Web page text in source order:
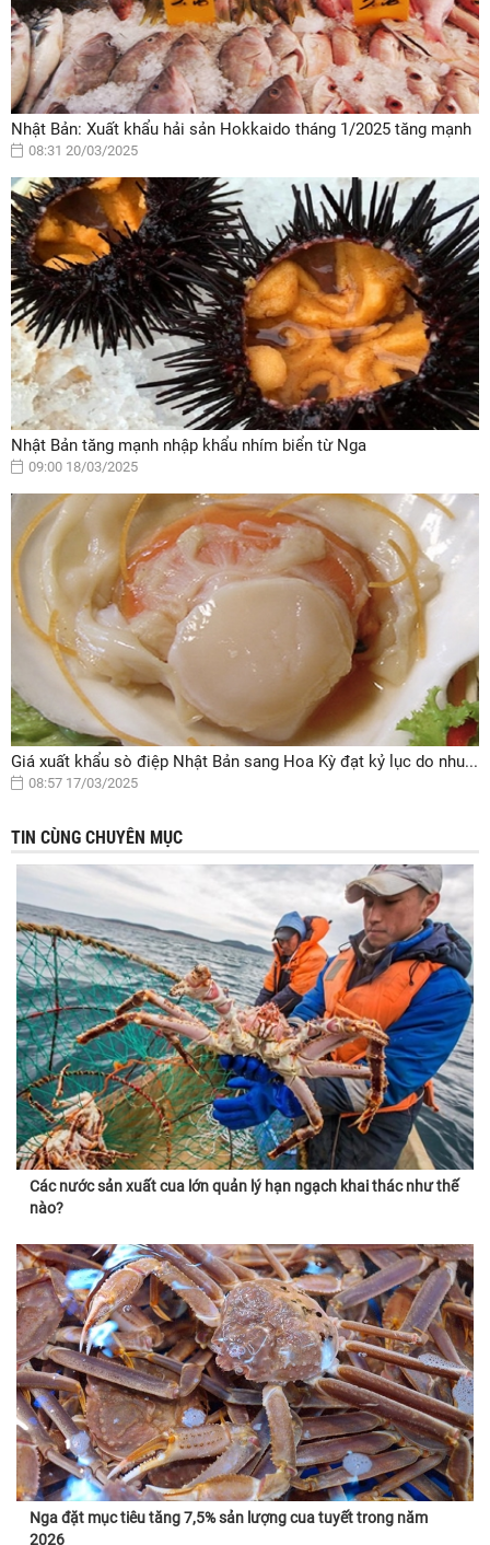
Nhật Bản: Xuất khẩu hải sản Hokkaido tháng 1/2025 tăng mạnh
08:31 20/03/2025
Nhật Bản tăng mạnh nhập khẩu nhím biển từ Nga
09:00 18/03/2025
Giá xuất khẩu sò điệp Nhật Bản sang Hoa Kỳ đạt kỷ lục do nhu...
08:57 17/03/2025
TIN CÙNG CHUYÊN MỤC
Các nước sản xuất cua lớn quản lý hạn ngạch khai thác như thế
nào?
Nga đặt mục tiêu tăng 7,5% sản lượng cua tuyết trong năm
2026